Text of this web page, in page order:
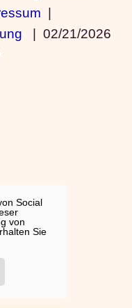
Social
von
Sie
|
| 02/21/2026